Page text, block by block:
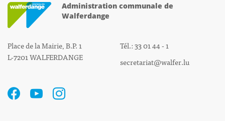
Administration communale de
Walferdange
Place de la Mairie, B.P. 1
L-7201 WALFERDANGE
Tél.: 33 01 44 - 1
secretariat@walfer.lu